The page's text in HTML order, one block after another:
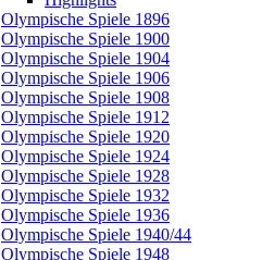
Olympische Spiele 1896
Olympische Spiele 1900
Olympische Spiele 1904
Olympische Spiele 1906
Olympische Spiele 1908
Olympische Spiele 1912
Olympische Spiele 1920
Olympische Spiele 1924
Olympische Spiele 1928
Olympische Spiele 1932
Olympische Spiele 1936
Olympische Spiele 1940/44
Olympische Spiele 1948